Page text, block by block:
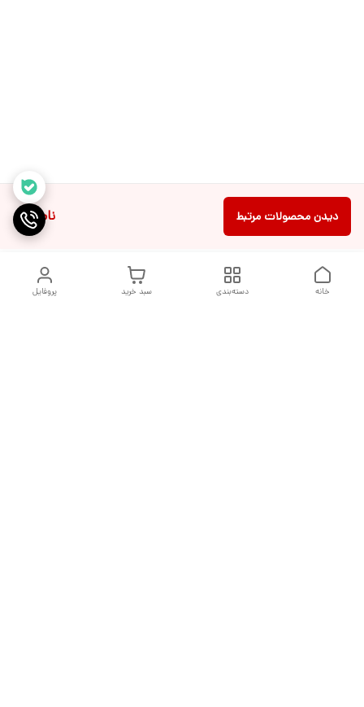
ناموجود دیدن محصولات مرتبط
پروفایل سبد خرید دسته‌بندی خانه